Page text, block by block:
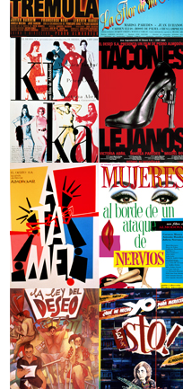
>Carne trémula
>La flor de mi
secreto
>Kika >Tacones lejanos
>Átame
>Mujeres al borde
de un...